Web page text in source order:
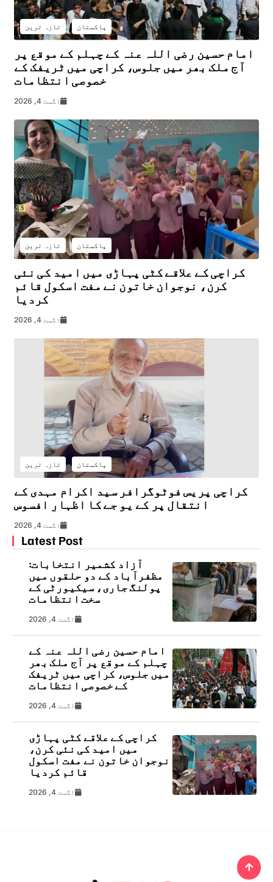
پاکستان تازہ ترین
امام حسین رضی اللہ عنہ کے چہلم کے موقع پر
آج ملک بھر میں جلوس، کراچی میں ٹریفک کے
خصوصی انتظامات
اگست 4, 2026
پاکستان تازہ ترین
کراچی کے علاقے کٹی پہاڑی میں امید کی نئی
کرن، نوجوان خاتون نے مفت اسکول قائم
کردیا
اگست 4, 2026
پاکستان تازہ ترین
کراچی پریس فوٹوگرافر سید اکرام مہدی کے
انتقال پر کے یو جے کا اظہارِ افسوس
اگست 4, 2026
Latest Post
آزاد کشمیر انتخابات:
مظفرآباد کے دو حلقوں میں
پولنگ جاری، سیکیورٹی کے
سخت انتظامات
اگست 4, 2026
امام حسین رضی اللہ عنہ کے
چہلم کے موقع پر آج ملک بھر
میں جلوس، کراچی میں ٹریفک
کے خصوصی انتظامات
اگست 4, 2026
کراچی کے علاقے کٹی پہاڑی
میں امید کی نئی کرن،
نوجوان خاتون نے مفت اسکول
قائم کردیا
اگست 4, 2026